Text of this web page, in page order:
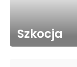
Szkocja